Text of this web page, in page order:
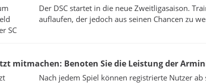
Der DSC startet in die neue Zweitligasaison.
auflaufen, der jedoch aus seinen Chancen zu
mitmachen: Benoten Sie die Leistung der
Nach jedem Spiel können registrierte Nutzer